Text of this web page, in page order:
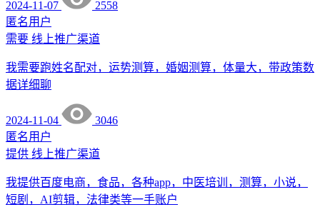
2024-11-07
2558
匿名用户
需要 线上推广渠道
我需要跑姓名配对，运势测算，婚姻测算，体量大，带政策数
据详细聊
2024-11-04
3046
匿名用户
提供 线上推广渠道
我提供百度电商，食品，各种app，中医培训，测算，小说，
短剧，AI剪辑，法律类等一手账户